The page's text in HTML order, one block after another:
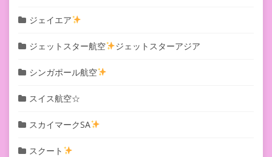
ジェイエア
ジェットスター航空 ジェットスターアジア
シンガポール航空
スイス航空☆
スカイマークSA
スクート